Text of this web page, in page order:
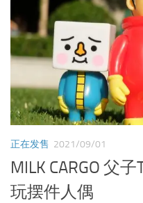
正在发售 2021/09/01
MILK CARGO 父
玩摆件人偶